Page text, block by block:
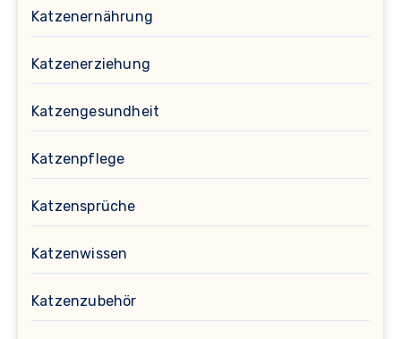
Katzenernährung
Katzenerziehung
Katzengesundheit
Katzenpflege
Katzensprüche
Katzenwissen
Katzenzubehör